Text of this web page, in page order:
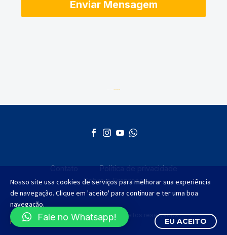
Contato
Política de privacidade
Sobre a Empresa
©2012 - 2025 Todos os direitos reservados.
Nosso site usa cookies de serviços para melhorar sua experiência
de navegação. Clique em 'aceito' para continuar e ter uma boa
navegação.
Política de Privacidade
EU ACEITO
Fale no Whatsapp!